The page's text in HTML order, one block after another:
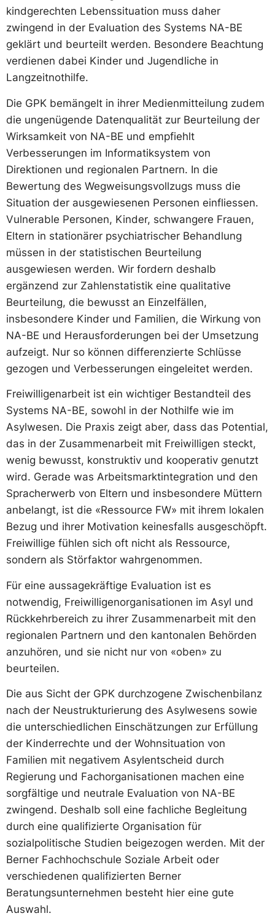
kindgerechten Lebenssituation muss daher
zwingend in der Evaluation des Systems NA-BE
geklärt und beurteilt werden. Besondere Beachtung
verdienen dabei Kinder und Jugendliche in
Langzeitnothilfe.
Die GPK bemängelt in ihrer Medienmitteilung zudem
die ungenügende Datenqualität zur Beurteilung der
Wirksamkeit von NA-BE und empfiehlt
Verbesserungen im Informatiksystem von
Direktionen und regionalen Partnern. In die
Bewertung des Wegweisungsvollzugs muss die
Situation der ausgewiesenen Personen einfliessen.
Vulnerable Personen, Kinder, schwangere Frauen,
Eltern in stationärer psychiatrischer Behandlung
müssen in der statistischen Beurteilung
ausgewiesen werden. Wir fordern deshalb
ergänzend zur Zahlenstatistik eine qualitative
Beurteilung, die bewusst an Einzelfällen,
insbesondere Kinder und Familien, die Wirkung von
NA-BE und Herausforderungen bei der Umsetzung
aufzeigt. Nur so können differenzierte Schlüsse
gezogen und Verbesserungen eingeleitet werden.
Freiwilligenarbeit ist ein wichtiger Bestandteil des
Systems NA-BE, sowohl in der Nothilfe wie im
Asylwesen. Die Praxis zeigt aber, dass das Potential,
das in der Zusammenarbeit mit Freiwilligen steckt,
wenig bewusst, konstruktiv und kooperativ genutzt
wird. Gerade was Arbeitsmarktintegration und den
Spracherwerb von Eltern und insbesondere Müttern
anbelangt, ist die «Ressource FW» mit ihrem lokalen
Bezug und ihrer Motivation keinesfalls ausgeschöpft.
Freiwillige fühlen sich oft nicht als Ressource,
sondern als Störfaktor wahrgenommen.
Für eine aussagekräftige Evaluation ist es
notwendig, Freiwilligenorganisationen im Asyl und
Rückkehrbereich zu ihrer Zusammenarbeit mit den
regionalen Partnern und den kantonalen Behörden
anzuhören, und sie nicht nur von «oben» zu
beurteilen.
Die aus Sicht der GPK durchzogene Zwischenbilanz
nach der Neustrukturierung des Asylwesens sowie
die unterschiedlichen Einschätzungen zur Erfüllung
der Kinderrechte und der Wohnsituation von
Familien mit negativem Asylentscheid durch
Regierung und Fachorganisationen machen eine
sorgfältige und neutrale Evaluation von NA-BE
zwingend. Deshalb soll eine fachliche Begleitung
durch eine qualifizierte Organisation für
sozialpolitische Studien beigezogen werden. Mit der
Berner Fachhochschule Soziale Arbeit oder
verschiedenen qualifizierten Berner
Beratungsunternehmen besteht hier eine gute
Auswahl.